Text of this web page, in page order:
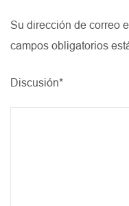
Su dirección de correo
campos obligatorios
Discusión*